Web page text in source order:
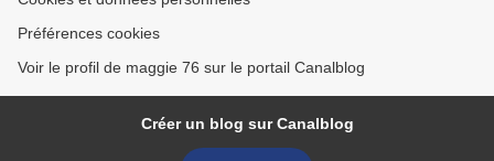
Préférences cookies
Voir le profil de maggie 76 sur le portail Canalblog
Créer un blog sur Canalblog